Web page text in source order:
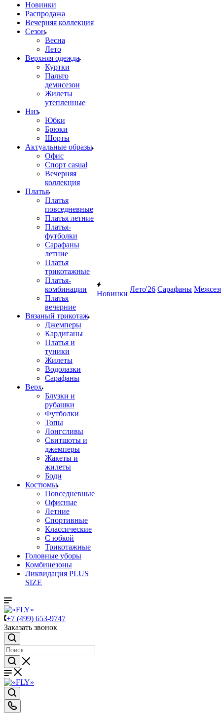
Новинки
Распродажа
Вечерняя коллекция
Сезон
Весна
Лето
Верхняя одежда
Куртки
Пальто
демисезон
Жилеты
утепленные
Низ
Юбки
Брюки
Шорты
Актуальные образы
Офис
Спорт casual
Вечерняя
коллекция
Платья
Платья
повседневные
Платья летние
Платья-
футболки
Сарафаны
летние
Платья
трикотажные
Платья-
комбинации
Платья
вечерние
Вязаный трикотаж
Джемперы
Кардиганы
Платья и
туники
Жилеты
Водолазки
Сарафаны
Верх
Блузки и
рубашки
Футболки
Топы
Лонгсливы
Свитшоты и
джемперы
Жакеты и
жилеты
Боди
Костюмы
Повседневные
Офисные
Летние
Спортивные
Классические
С юбкой
Трикотажные
Головные уборы
Комбинезоны
Ликвидация PLUS
SIZE
Новинки
Лето'26 Сарафаны
+7 (499) 653-9747
Заказать звонок